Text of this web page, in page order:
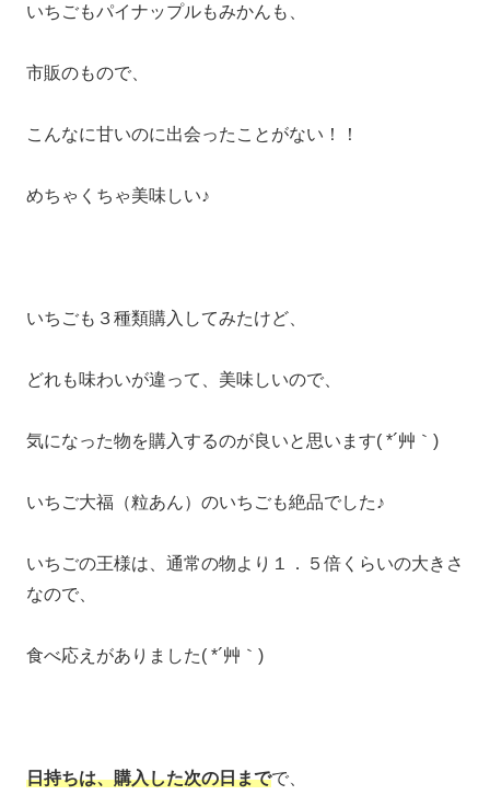
いちごもパイナップルもみかんも、
市販のもので、
こんなに甘いのに出会ったことがない！！
めちゃくちゃ美味しい♪
いちごも３種類購入してみたけど、
どれも味わいが違って、美味しいので、
気になった物を購入するのが良いと思います( *´艸｀)
いちご大福（粒あん）のいちごも絶品でした♪
いちごの王様は、通常の物より１．５倍くらいの大きさ
なので、
食べ応えがありました( *´艸｀)
日持ちは、購入した次の日までで、